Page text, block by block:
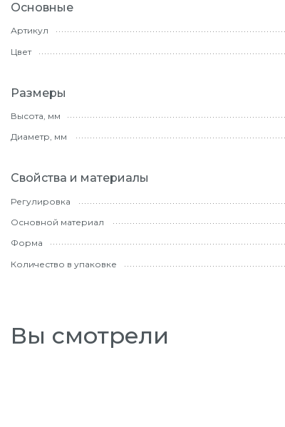
Основные
Артикул
Цвет
Размеры
Высота, мм
Диаметр, мм
Свойства и материалы
Регулировка
Основной материал
Форма
Количество в упаковке
Вы смотрели